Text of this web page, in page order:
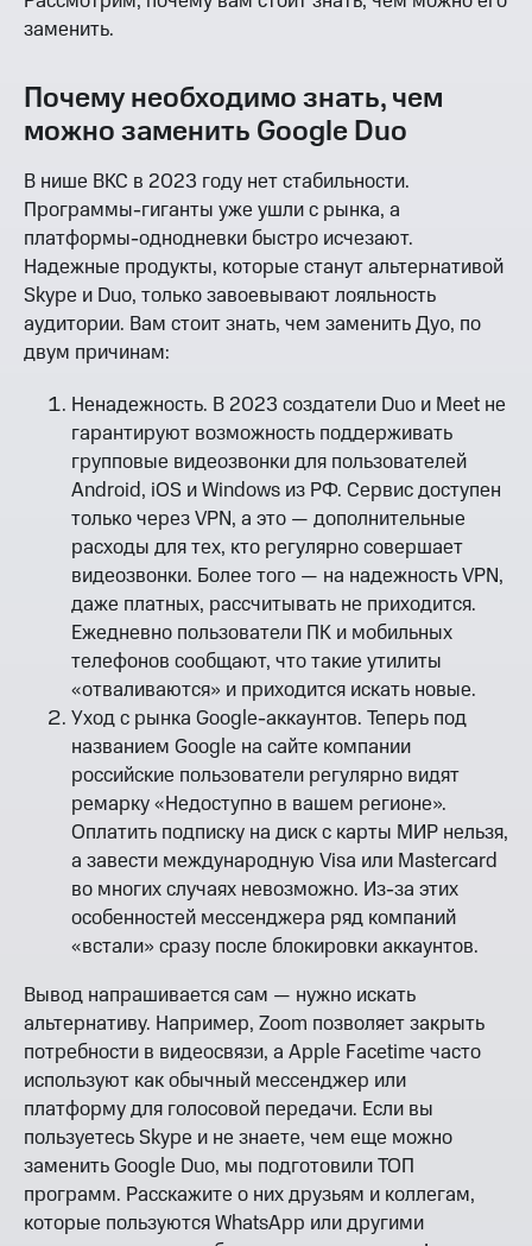
заменить.
Почему необходимо знать, чем
можно заменить Google Duo
В нише ВКС в 2023 году нет стабильности.
Программы-гиганты уже ушли с рынка, а
платформы-однодневки быстро исчезают.
Надежные продукты, которые станут альтернативой
Skype и Duo, только завоевывают лояльность
аудитории. Вам стоит знать, чем заменить Дуо, по
двум причинам:
Ненадежность. В 2023 создатели Duo и Meet не
гарантируют возможность поддерживать
групповые видеозвонки для пользователей
Android, iOS и Windows из РФ. Сервис доступен
только через VPN, а это — дополнительные
расходы для тех, кто регулярно совершает
видеозвонки. Более того — на надежность VPN,
даже платных, рассчитывать не приходится.
Ежедневно пользователи ПК и мобильных
телефонов сообщают, что такие утилиты
«отваливаются» и приходится искать новые.
Уход с рынка Google-аккаунтов. Теперь под
названием Google на сайте компании
российские пользователи регулярно видят
ремарку «Недоступно в вашем регионе».
Оплатить подписку на диск с карты МИР нельзя,
а завести международную Visa или Mastercard
во многих случаях невозможно. Из-за этих
особенностей мессенджера ряд компаний
«встали» сразу после блокировки аккаунтов.
Вывод напрашивается сам — нужно искать
альтернативу. Например, Zoom позволяет закрыть
потребности в видеосвязи, а Apple Facetime часто
используют как обычный мессенджер или
платформу для голосовой передачи. Если вы
пользуетесь Skype и не знаете, чем еще можно
заменить Google Duo, мы подготовили ТОП
программ. Расскажите о них друзьям и коллегам,
которые пользуются WhatsApp или другими